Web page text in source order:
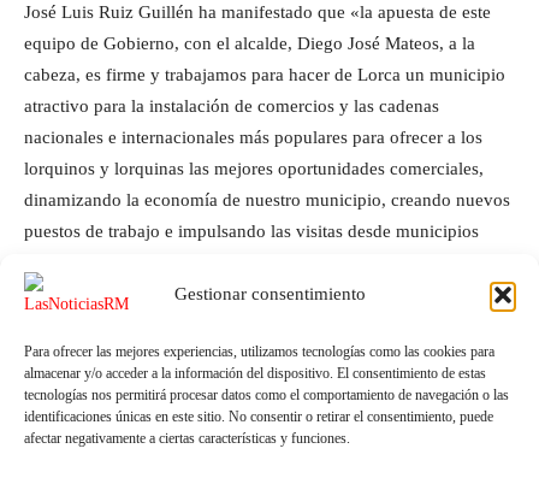
Gestionar consentimiento
Para ofrecer las mejores experiencias, utilizamos tecnologías como las cookies para
almacenar y/o acceder a la información del dispositivo. El consentimiento de estas
tecnologías nos permitirá procesar datos como el comportamiento de navegación o las
identificaciones únicas en este sitio. No consentir o retirar el consentimiento, puede
afectar negativamente a ciertas características y funciones.
José Luis Ruiz Guillén ha manifestado que «la apuesta de este
equipo de Gobierno, con el alcalde, Diego José Mateos, a la
cabeza, es firme y trabajamos para hacer de Lorca un municipio
atractivo para la instalación de comercios y las cadenas
nacionales e internacionales más populares para ofrecer a los
lorquinos y lorquinas las mejores oportunidades comerciales,
dinamizando la economía de nuestro municipio, creando nuevos
puestos de trabajo e impulsando las visitas desde municipios